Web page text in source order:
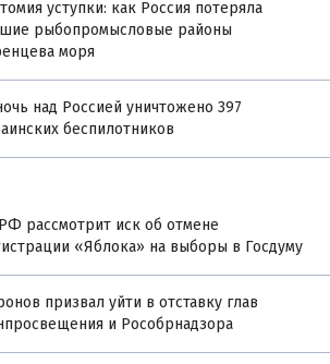
уступки: как Россия потеряла
рыбопромысловые районы
моря
над Россией уничтожено 397
беспилотников
рассмотрит иск об отмене
«Яблока» на выборы в Госдуму
призвал уйти в отставку глав
и Рособрнадзора